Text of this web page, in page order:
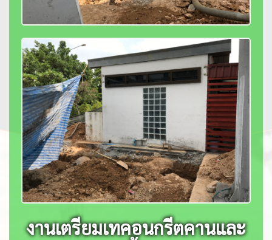
งานเตรียมเทคอนกรีตคานและ